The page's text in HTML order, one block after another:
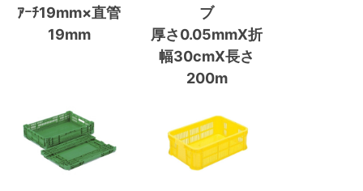
ｱｰﾁ19mm×直管
19mm
ブ
厚さ0.05mmX折
幅30cmX長さ
200m